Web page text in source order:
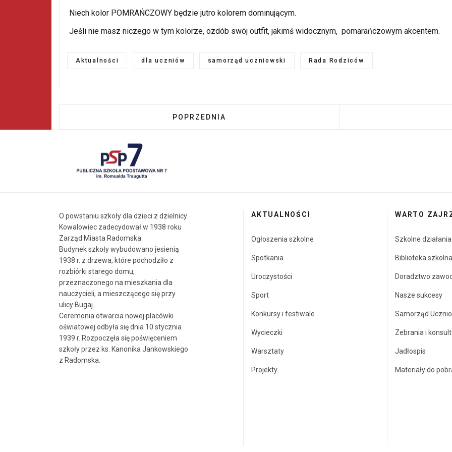
Niech kolor POMRAŃCZOWY będzie jutro kolorem dominującym.
Jeśli nie masz niczego w tym kolorze, ozdób swój outfit, jakimś widocznym, pomarańczowym akcentem.
Aktualności dla uczniów samorząd uczniowski Rada Rodziców
POPRZEDNIA STRONA: PSP7 PAMIĘTA 2024
POPRZEDNIA
O powstaniu szkoły dla dzieci z dzielnicy
Kowalowiec zadecydował w 1938 roku
Zarząd Miasta Radomska.
Budynek szkoły wybudowano jesienią
1938 r. z drzewa, które pochodziło z
rozbiórki starego domu,
przeznaczonego na mieszkania dla
nauczycieli, a mieszczącego się przy
ulicy Bugaj.
Ceremonia otwarcia nowej placówki
oświatowej odbyła się dnia 10 stycznia
1939 r. Rozpoczęła się poświęceniem
szkoły przez ks. Kanonika Jankowskiego
z Radomska.
AKTUALNOŚCI
Ogłoszenia szkolne
Spotkania
Uroczystości
Sport
Konkursy i festiwale
Wycieczki
Warsztaty
Projekty
WARTO
Szkolne działania
Biblioteka szkolna
Doradztwo
Nasze sukcesy
Samorząd
Zebrania i
Jadłospis
Materiały do